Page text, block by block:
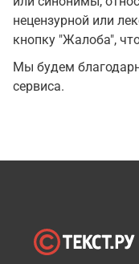
нецензурной или
кнопку "Жалоба",
Мы будем
сервиса.